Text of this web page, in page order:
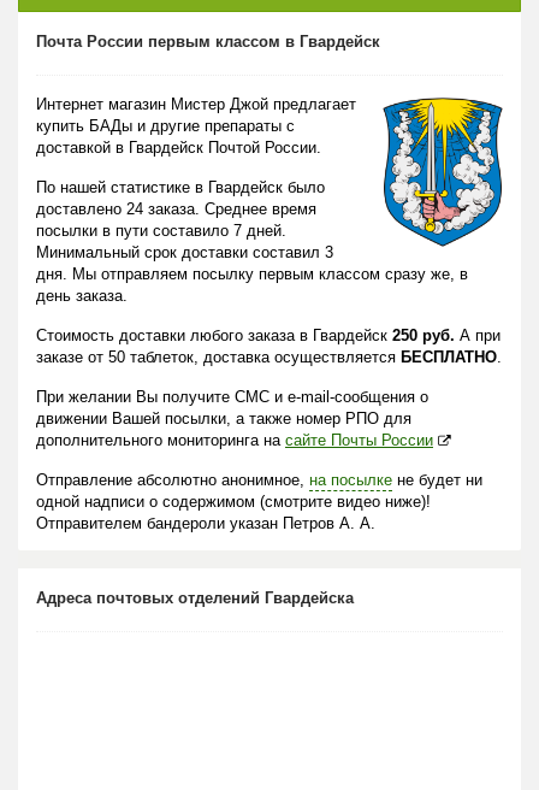
Почта России первым классом в Гвардейск
Интернет магазин Мистер Джой предлагает
купить БАДы и другие препараты с
доставкой в Гвардейск Почтой России.
По нашей статистике в Гвардейск было
доставлено 24 заказа. Среднее время
посылки в пути составило 7 дней.
Минимальный срок доставки составил 3
дня. Мы отправляем посылку первым классом сразу же, в
день заказа.
Стоимость доставки любого заказа в Гвардейск 250 руб. А при
заказе от 50 таблеток, доставка осуществляется БЕСПЛАТНО.
При желании Вы получите СМС и e-mail-сообщения о
движении Вашей посылки, а также номер РПО для
дополнительного мониторинга на сайте Почты России
Отправление абсолютно анонимное, на посылке не будет ни
одной надписи о содержимом (смотрите видео ниже)!
Отправителем бандероли указан Петров А. А.
Адреса почтовых отделений Гвардейска